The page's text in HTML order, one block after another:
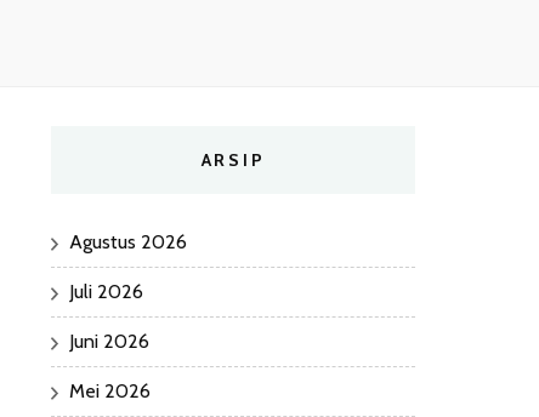
ARSIP
Agustus 2026
Juli 2026
Juni 2026
Mei 2026